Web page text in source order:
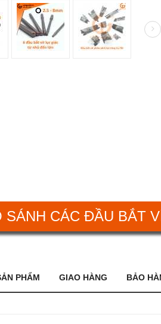
SÁNH CÁC ĐẦU BẮT
PHẨM GIAO HÀNG BẢO